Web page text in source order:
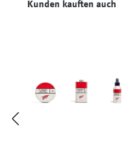
Produktgalerie
Kunden kauften auch